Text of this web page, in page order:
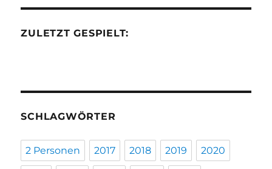
ZULETZT GESPIELT:
SCHLAGWÖRTER
2 Personen 2017 2018 2019 2020